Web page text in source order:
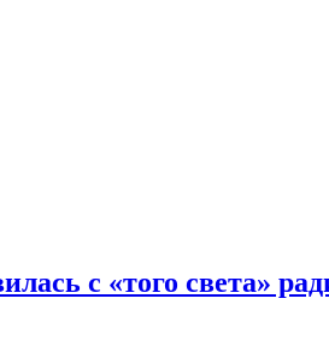
с «того света»